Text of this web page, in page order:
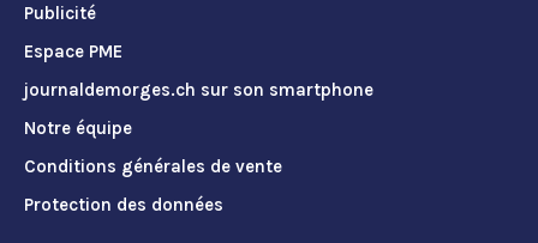
Publicité
Espace PME
journaldemorges.ch sur son smartphone
Notre équipe
Conditions générales de vente
Protection des données